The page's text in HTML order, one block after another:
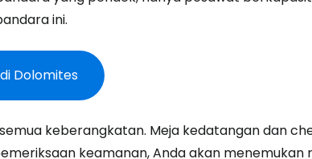
ini.
Dolomites
keberangkatan. Meja kedatangan dan
keamanan, Anda akan menemukan